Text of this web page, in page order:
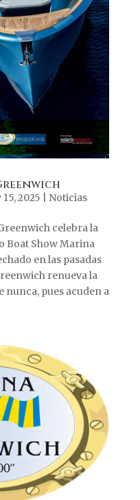
2025 Noticias
celebra la
Boat Show Marina
en las pasadas
renueva la
nunca, pues acuden a